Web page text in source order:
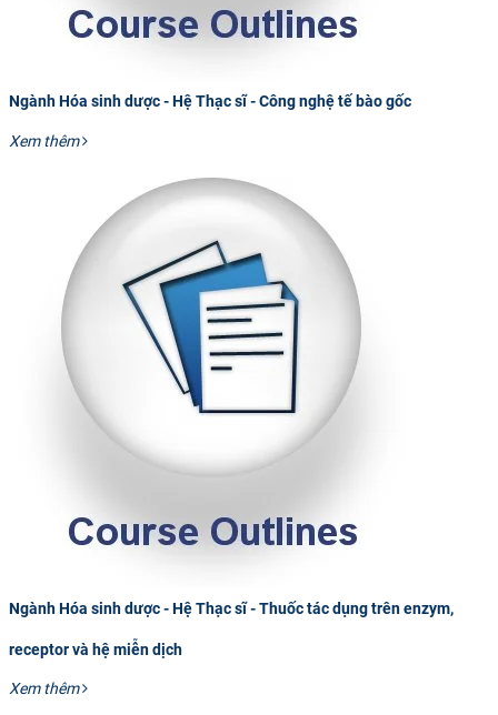
Ngành Hóa sinh dược - Hệ Thạc sĩ - Công nghệ tế bào gốc
Xem thêm
Ngành Hóa sinh dược - Hệ Thạc sĩ - Thuốc tác dụng trên enzym,
receptor và hệ miễn dịch
Xem thêm